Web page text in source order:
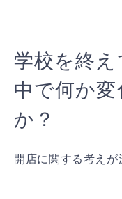
学校を終
中で何か
か？
開店に関する考えが